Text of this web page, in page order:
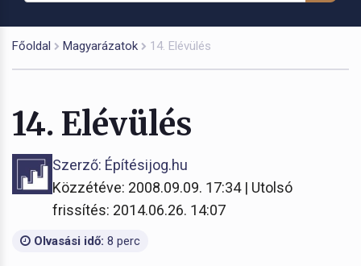
Főoldal Magyarázatok 14. Elévülés
14. Elévülés
Szerző: Építésijog.hu
Közzétéve: 2008.09.09. 17:34 | Utolsó
frissítés: 2014.06.26. 14:07
Olvasási idő: 8 perc